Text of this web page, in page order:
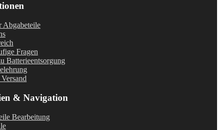
Abgabeteile
Fragen
Batterieentsorgung
& Navigation
Bearbeitung